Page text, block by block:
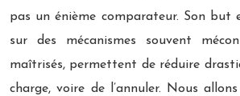
pas un énième comparateur. Son but
sur des mécanismes souvent
maîtrisés, permettent de réduire
charge, voire de l’annuler. Nous